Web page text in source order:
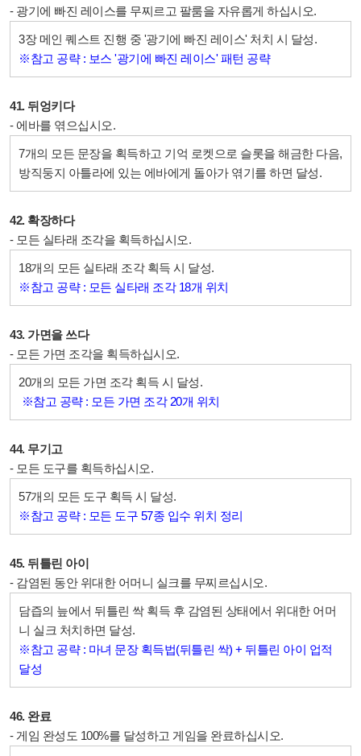
- 광기에 빠진 레이스를 무찌르고 팔룸을 자유롭게 하십시오.
3장 메인 퀘스트 진행 중 '광기에 빠진 레이스' 처치 시 달성.
※참고 공략 : 보스 '광기에 빠진 레이스' 패턴 공략
41. 뒤엉키다
- 에바를 엮으십시오.
7개의 모든 문장을 획득하고 기억 로켓으로 슬롯을 해금한 다음,
방직둥지 아틀라에 있는 에바에게 돌아가 엮기를 하면 달성.
42. 확장하다
- 모든 실타래 조각을 획득하십시오.
18개의 모든 실타래 조각 획득 시 달성.
※참고 공략 : 모든 실타래 조각 18개 위치
43. 가면을 쓰다
- 모든 가면 조각을 획득하십시오.
20개의 모든 가면 조각 획득 시 달성.
※참고 공략 : 모든 가면 조각 20개 위치
44. 무기고
- 모든 도구를 획득하십시오.
57개의 모든 도구 획득 시 달성.
※참고 공략 : 모든 도구 57종 입수 위치 정리
45. 뒤틀린 아이
- 감염된 동안 위대한 어머니 실크를 무찌르십시오.
담즙의 늪에서 뒤틀린 싹 획득 후 감염된 상태에서 위대한 어머
니 실크 처치하면 달성.
※참고 공략 : 마녀 문장 획득법(뒤틀린 싹) + 뒤틀린 아이 업적
달성
46. 완료
- 게임 완성도 100%를 달성하고 게임을 완료하십시오.